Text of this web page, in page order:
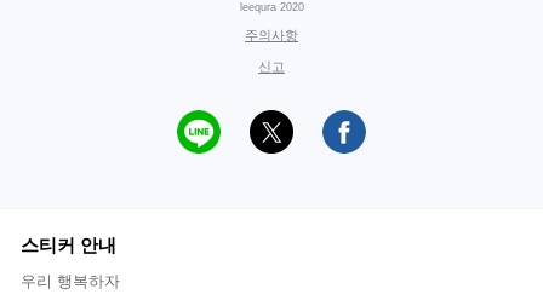
leequra 2020
주의사항
신고
스티커 안내
우리 행복하자